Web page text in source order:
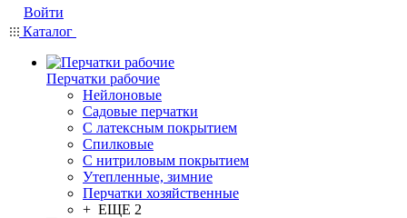
Войти
Каталог
Перчатки рабочие
Нейлоновые
Садовые перчатки
С латексным покрытием
Cпилковые
С нитриловым покрытием
Утепленные, зимние
Перчатки хозяйственные
+ ЕЩЕ 2